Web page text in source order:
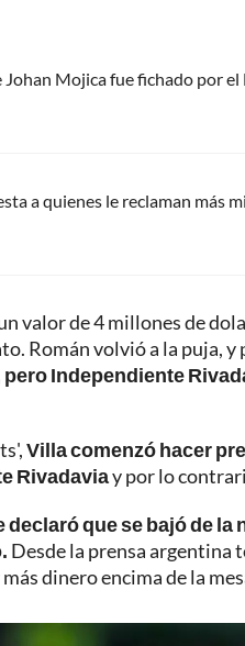
Mojica fue fichado por el
a quienes le reclaman más
valor de 4 millones de
Román volvió a la puja, y
Independiente
Villa comenzó hacer
Rivadaviay por lo
declaró que se bajó de
Desde la prensa argentina
dinero encima de la